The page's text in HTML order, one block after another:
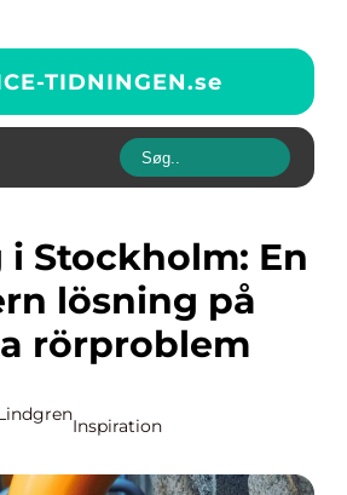
TIDNINGEN.se
lösning på
rörproblem
Inspiration